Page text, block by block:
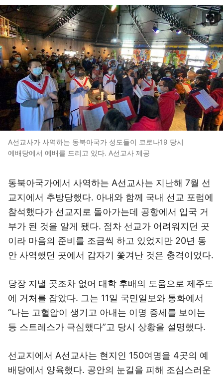
A선교사가 사역하는 동북아국가 성도들이 코로나19 당시
예배당에서 예배를 드리고 있다. A선교사 제공
동북아국가에서 사역하는 A선교사는 지난해 7월 선
교지에서 추방당했다. 아내와 함께 국내 선교 포럼에
참석했다가 선교지로 돌아가는데 공항에서 입국 거
부가 된 것을 알게 됐다. 점차 선교가 어려워지던 곳
이라 마음의 준비를 조금씩 하고 있었지만 20년 동
안 사역했던 곳에서 갑자기 쫓겨난 것은 충격이었다.
당장 지낼 곳조차 없어 대학 후배의 도움으로 제주도
에 거처를 잡았다. 그는 11일 국민일보와 통화에서
“나는 고혈압이 생기고 아내는 이명 증세를 보이는
등 스트레스가 극심했다”고 당시 상황을 설명했다.
선교지에서 A선교사는 현지인 150여명을 4곳의 예
배당에서 양육했다. 공안의 눈길을 피해 조심스러운